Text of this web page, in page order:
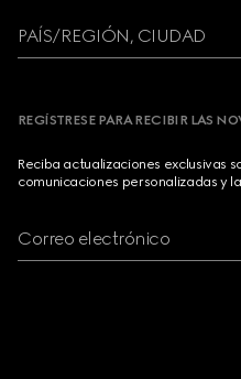
PAÍS/REGIÓN, CIUDAD
REGÍSTRESE PARA RECIBIR LAS
Reciba actualizaciones exclusivas
comunicaciones personalizadas y
Correo electrónico